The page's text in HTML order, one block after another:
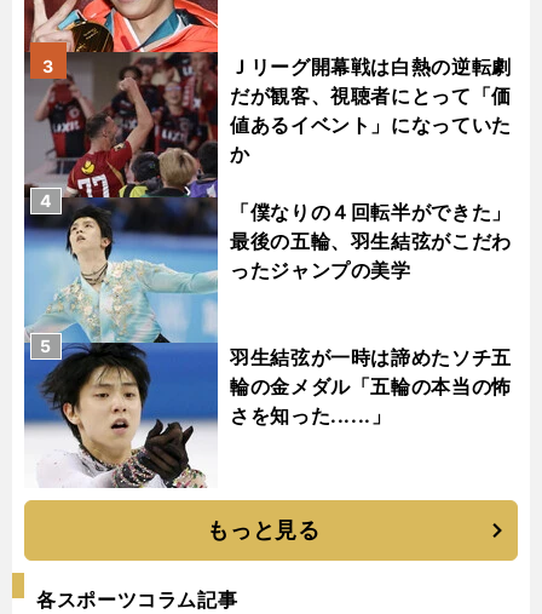
Ｊリーグ開幕戦は白熱の逆転劇
だが観客、視聴者にとって「価
値あるイベント」になっていた
か
3
「僕なりの４回転半ができた」
最後の五輪、羽生結弦がこだわ
ったジャンプの美学
4
羽生結弦が一時は諦めたソチ五
輪の金メダル「五輪の本当の怖
さを知った......」
5
もっと見る
各スポーツコラム記事